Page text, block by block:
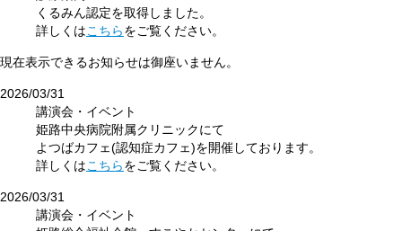
くるみん認定を取得しました。
詳しくはこちらをご覧ください。
現在表示できるお知らせは御座いません。
2026/03/31
講演会・イベント
姫路中央病院附属クリニックにて
よつばカフェ(認知症カフェ)を開催しております。
詳しくはこちらをご覧ください。
2026/03/31
講演会・イベント